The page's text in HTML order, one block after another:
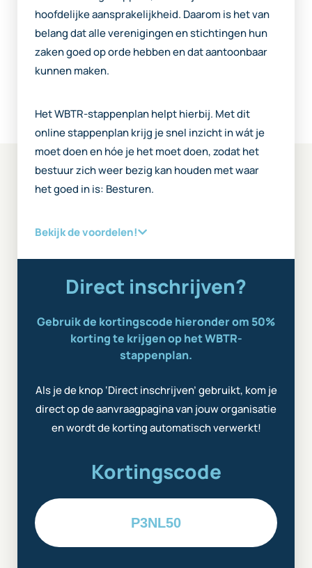
hoofdelijke aansprakelijkheid. Daarom is het van
belang dat alle verenigingen en stichtingen hun
zaken goed op orde hebben en dat aantoonbaar
kunnen maken.
Het WBTR-stappenplan helpt hierbij. Met dit
online stappenplan krijg je snel inzicht in wát je
moet doen en hóe je het moet doen, zodat het
bestuur zich weer bezig kan houden met waar
het goed in is: Besturen.
Bekijk de voordelen!
Direct inschrijven?
Gebruik de kortingscode hieronder om 50%
korting te krijgen op het WBTR-
stappenplan.
Als je de knop ‘Direct inschrijven’ gebruikt, kom je
direct op de aanvraagpagina van jouw organisatie
en wordt de korting automatisch verwerkt!
Kortingscode
P3NL50